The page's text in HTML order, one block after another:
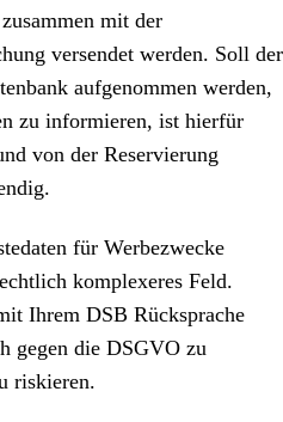
mit der
versendet werden. Soll der
aufgenommen werden,
zu informieren, ist hierfür
von der Reservierung
für Werbezwecke
komplexeres Feld.
Ihrem DSB Rücksprache
gegen die DSGVO zu
riskieren.